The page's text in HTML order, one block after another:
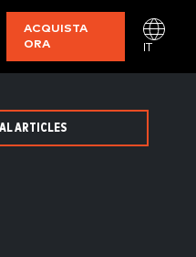
ACQUISTA
ORA
IT
ARTICLES